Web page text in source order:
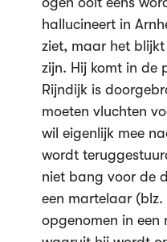
hallucineert in
ziet, maar het
zijn. Hij komt in de
Rijndijk is
moeten vluchten
wil eigenlijk mee
wordt
niet bang voor de
een martelaar (blz.
opgenomen in